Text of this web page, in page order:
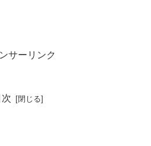
サーリンク
次